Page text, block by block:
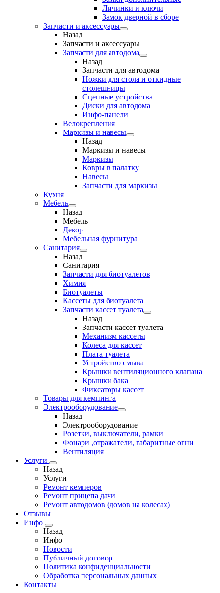
Личинки и ключи
Замок дверной в сборе
Запчасти и аксессуары
Назад
Запчасти и аксессуары
Запчасти для автодома
Назад
Запчасти для автодома
Ножки для стола и откидные
столешницы
Сцепные устройства
Диски для автодома
Инфо-панели
Велокрепления
Маркизы и навесы
Назад
Маркизы и навесы
Маркизы
Ковры в палатку
Навесы
Запчасти для маркизы
Кухня
Мебель
Назад
Мебель
Декор
Мебельная фурнитура
Санитария
Назад
Санитария
Запчасти для биотуалетов
Химия
Биотуалеты
Кассеты для биотуалета
Запчасти кассет туалета
Назад
Запчасти кассет туалета
Механизм кассеты
Колеса для кассет
Плата туалета
Устройство смыва
Крышки вентиляционного клапана
Крышки бака
Фиксаторы кассет
Товары для кемпинга
Электрооборудование
Назад
Электрооборудование
Розетки, выключатели, рамки
Фонари ,отражатели, габаритные огни
Вентиляция
Услуги
Назад
Услуги
Ремонт кемперов
Ремонт прицепа дачи
Ремонт автодомов (домов на колесах)
Отзывы
Инфо
Назад
Инфо
Новости
Публичный договор
Политика конфиденциальности
Обработка персональных данных
Контакты